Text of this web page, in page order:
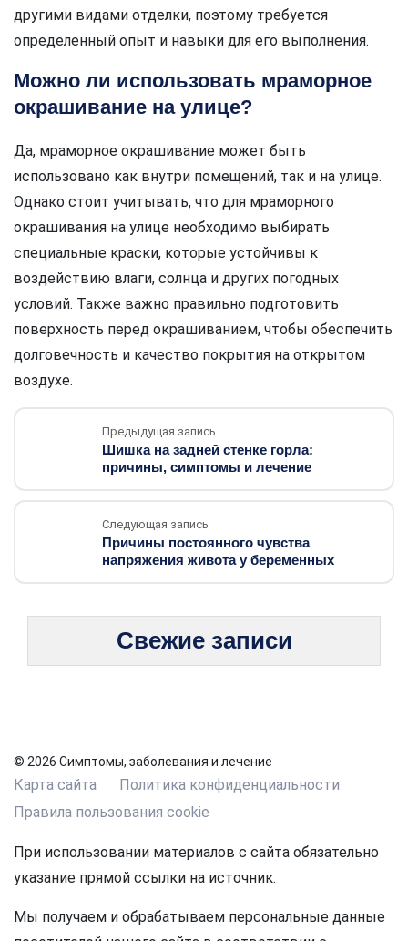
другими видами отделки, поэтому требуется
определенный опыт и навыки для его выполнения.
Можно ли использовать мраморное
окрашивание на улице?
Да, мраморное окрашивание может быть
использовано как внутри помещений, так и на улице.
Однако стоит учитывать, что для мраморного
окрашивания на улице необходимо выбирать
специальные краски, которые устойчивы к
воздействию влаги, солнца и других погодных
условий. Также важно правильно подготовить
поверхность перед окрашиванием, чтобы обеспечить
долговечность и качество покрытия на открытом
воздухе.
Предыдущая запись
Шишка на задней стенке горла:
причины, симптомы и лечение
Следующая запись
Причины постоянного чувства
напряжения живота у беременных
Свежие записи
© 2026 Симптомы, заболевания и лечение
Карта сайта
Политика конфиденциальности
Правила пользования cookie
При использовании материалов с сайта обязательно
указание прямой ссылки на источник.
Мы получаем и обрабатываем персональные данные